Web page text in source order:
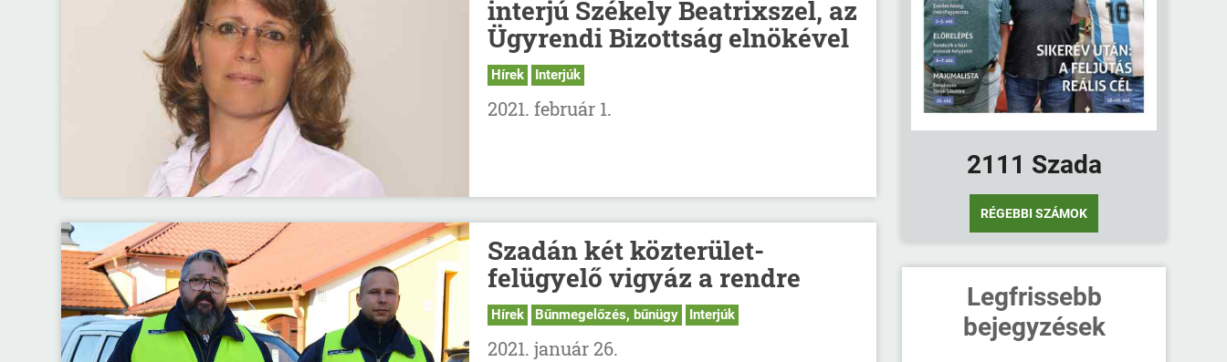
interjú Székely Beatrixszel, az
Ügyrendi Bizottság elnökével
Hírek Interjúk
2021. február 1.
Szadán két közterület-
felügyelő vigyáz a rendre
Hírek Bűnmegelőzés, bűnügy Interjúk
2021. január 26.
2111 Szada
RÉGEBBI SZÁMOK
Legfrissebb
bejegyzések